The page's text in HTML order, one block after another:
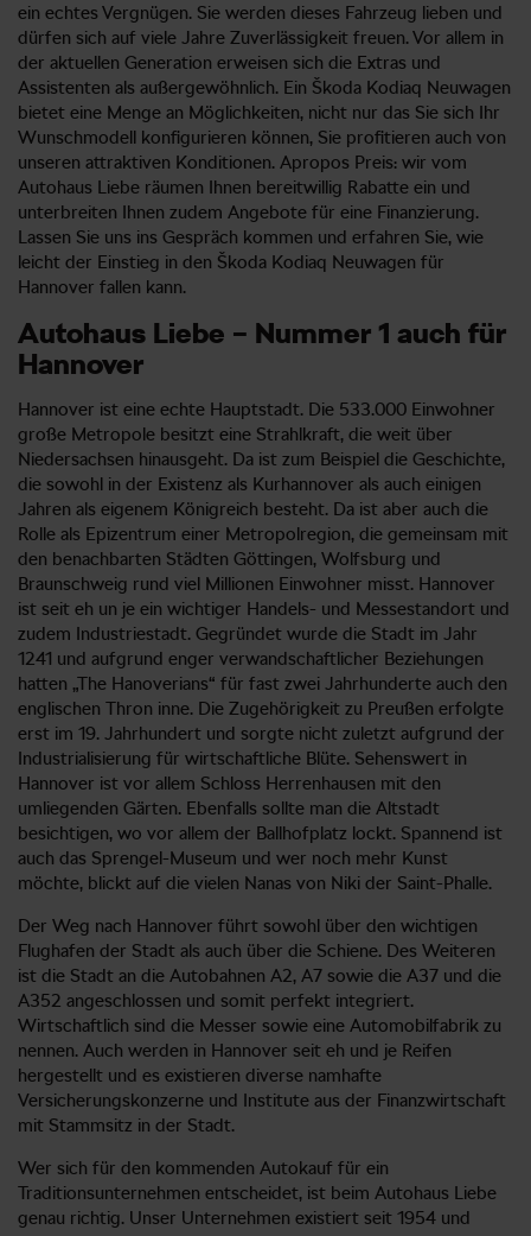
ein echtes Vergnügen. Sie werden dieses Fahrzeug lieben und
dürfen sich auf viele Jahre Zuverlässigkeit freuen. Vor allem in
der aktuellen Generation erweisen sich die Extras und
Assistenten als außergewöhnlich. Ein Škoda Kodiaq Neuwagen
bietet eine Menge an Möglichkeiten, nicht nur das Sie sich Ihr
Wunschmodell konfigurieren können, Sie profitieren auch von
unseren attraktiven Konditionen. Apropos Preis: wir vom
Autohaus Liebe räumen Ihnen bereitwillig Rabatte ein und
unterbreiten Ihnen zudem Angebote für eine Finanzierung.
Lassen Sie uns ins Gespräch kommen und erfahren Sie, wie
leicht der Einstieg in den Škoda Kodiaq Neuwagen für
Hannover fallen kann.
Autohaus Liebe – Nummer 1 auch für
Hannover
Hannover ist eine echte Hauptstadt. Die 533.000 Einwohner
große Metropole besitzt eine Strahlkraft, die weit über
Niedersachsen hinausgeht. Da ist zum Beispiel die Geschichte,
die sowohl in der Existenz als Kurhannover als auch einigen
Jahren als eigenem Königreich besteht. Da ist aber auch die
Rolle als Epizentrum einer Metropolregion, die gemeinsam mit
den benachbarten Städten Göttingen, Wolfsburg und
Braunschweig rund viel Millionen Einwohner misst. Hannover
ist seit eh un je ein wichtiger Handels- und Messestandort und
zudem Industriestadt. Gegründet wurde die Stadt im Jahr
1241 und aufgrund enger verwandschaftlicher Beziehungen
hatten „The Hanoverians“ für fast zwei Jahrhunderte auch den
englischen Thron inne. Die Zugehörigkeit zu Preußen erfolgte
erst im 19. Jahrhundert und sorgte nicht zuletzt aufgrund der
Industrialisierung für wirtschaftliche Blüte. Sehenswert in
Hannover ist vor allem Schloss Herrenhausen mit den
umliegenden Gärten. Ebenfalls sollte man die Altstadt
besichtigen, wo vor allem der Ballhofplatz lockt. Spannend ist
auch das Sprengel-Museum und wer noch mehr Kunst
möchte, blickt auf die vielen Nanas von Niki der Saint-Phalle.
Der Weg nach Hannover führt sowohl über den wichtigen
Flughafen der Stadt als auch über die Schiene. Des Weiteren
ist die Stadt an die Autobahnen A2, A7 sowie die A37 und die
A352 angeschlossen und somit perfekt integriert.
Wirtschaftlich sind die Messer sowie eine Automobilfabrik zu
nennen. Auch werden in Hannover seit eh und je Reifen
hergestellt und es existieren diverse namhafte
Versicherungskonzerne und Institute aus der Finanzwirtschaft
mit Stammsitz in der Stadt.
Wer sich für den kommenden Autokauf für ein
Traditionsunternehmen entscheidet, ist beim Autohaus Liebe
genau richtig. Unser Unternehmen existiert seit 1954 und